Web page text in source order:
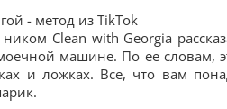
- метод из TikTok
Clean with Georgia
машине. По ее словам,
и ложках. Все, что вам